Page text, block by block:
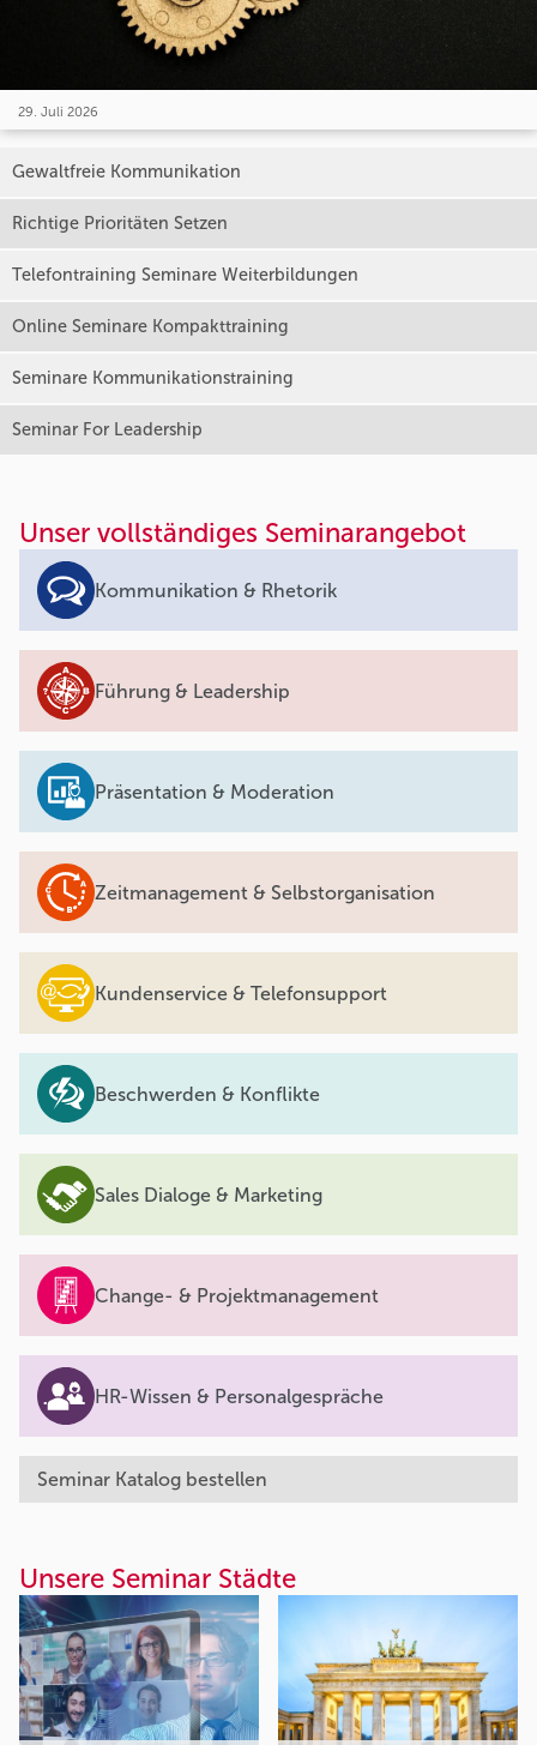
29. Juli 2026
Gewaltfreie Kommunikation
Richtige Prioritäten Setzen
Telefontraining Seminare Weiterbildungen
Online Seminare Kompakttraining
Seminare Kommunikationstraining
Seminar For Leadership
Unser vollständiges Seminarangebot
Kommunikation & Rhetorik
Führung & Leadership
Präsentation & Moderation
Zeitmanagement & Selbstorganisation
Kundenservice & Telefonsupport
Beschwerden & Konflikte
Sales Dialoge & Marketing
Change- & Projektmanagement
HR-Wissen & Personalgespräche
Seminar Katalog bestellen
Unsere Seminar Städte